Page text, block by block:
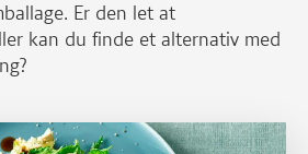
Er den let at
kan du finde et alternativ med
blomkål, solsikkefrø, spejlæg og gris